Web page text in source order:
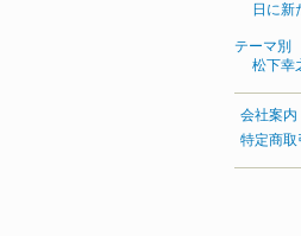
日に新
テーマ別
松下幸
会社案内
特定商取